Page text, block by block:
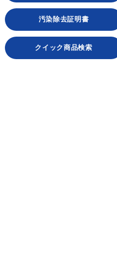
汚染除去証明書
クイック商品検索